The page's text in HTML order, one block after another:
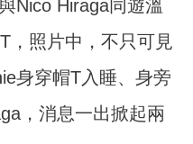
Nico Hiraga同遊溫
，照片中，不只可見
身穿帽T入睡、身旁
，消息一出掀起兩